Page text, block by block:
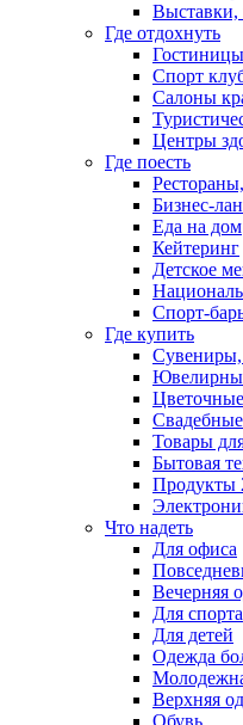
Выставки,
Где отдохнуть
Гостиницы
Спорт
Салоны
Центры
Где поесть
Бизнес-
Еда на дом
Кейтеринг
Детское
Спорт-
Где купить
Сувениры,
Товары
Бытовая
Продукты
Что надеть
Для офиса
Вечерняя
Для спорта
Для детей
Одежда
Верхняя
Обувь